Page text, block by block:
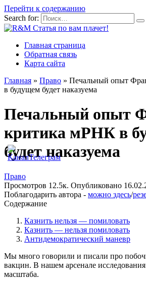
Перейти к содержанию
Search for:
Главная страница
Обратная связь
Карта сайта
Главная » Право » Печальный опыт
в будущем будет наказуема
Печальный опыт
критика мРНК в
будет наказуема
Право
Просмотров 12.5к. Опубликовано
Поблагодарить автора - можно здесь/
Содержание
Казнить нельзя — помиловать
Казнить — нельзя помиловать
Антидемократический маневр
Мы много говорили и писали про
вакцин. В нашем арсенале
масштаба.